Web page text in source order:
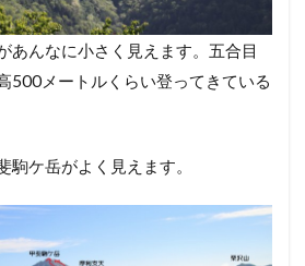
あんなに小さく見えます。五合目
500メートルくらい登ってきている
駒ケ岳がよく見えます。